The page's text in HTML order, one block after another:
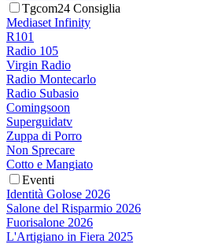
Tgcom24 Consiglia
Mediaset Infinity
R101
Radio 105
Virgin Radio
Radio Montecarlo
Radio Subasio
Comingsoon
Superguidatv
Zuppa di Porro
Non Sprecare
Cotto e Mangiato
Eventi
Identità Golose 2026
Salone del Risparmio 2026
Fuorisalone 2026
L'Artigiano in Fiera 2025